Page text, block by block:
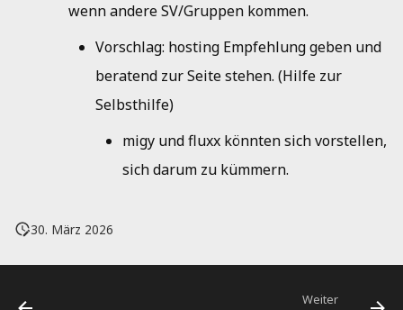
wenn andere SV/Gruppen kommen.
Vorschlag: hosting Empfehlung geben und
beratend zur Seite stehen. (Hilfe zur
Selbsthilfe)
migy und fluxx könnten sich vorstellen,
sich darum zu kümmern.
30. März 2026
Weiter